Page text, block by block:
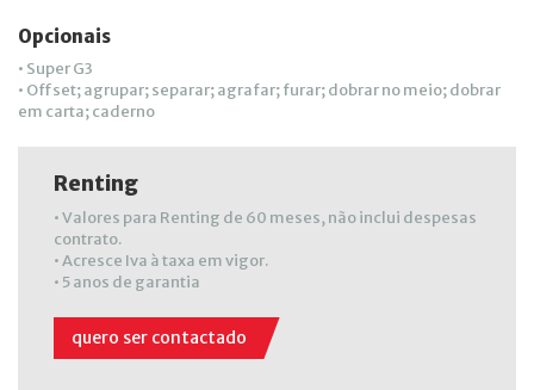
Opcionais
• Super G3
• Offset; agrupar; separar; agrafar; furar; dobrar no meio; dobrar
em carta; caderno
Renting
• Valores para Renting de 60 meses, não inclui despesas
contrato.
• Acresce Iva à taxa em vigor.
• 5 anos de garantia
quero ser contactado